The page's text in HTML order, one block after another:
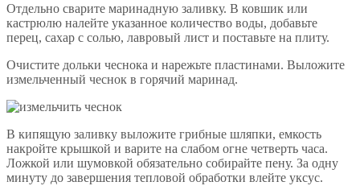
Отдельно сварите маринадную заливку. В ковшик или
кастрюлю налейте указанное количество воды, добавьте
перец, сахар с солью, лавровый лист и поставьте на плиту.
Очистите дольки чеснока и нарежьте пластинами. Выложите
измельченный чеснок в горячий маринад.
В кипящую заливку выложите грибные шляпки, емкость
накройте крышкой и варите на слабом огне четверть часа.
Ложкой или шумовкой обязательно собирайте пену. За одну
минуту до завершения тепловой обработки влейте уксус.